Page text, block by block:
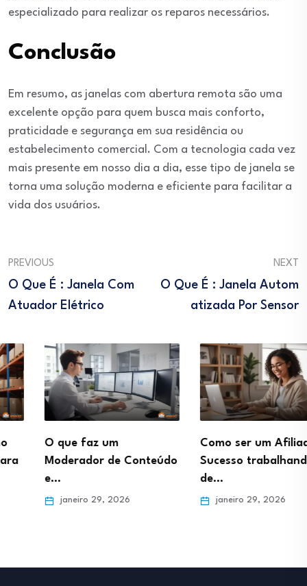
especializado para realizar os reparos necessários.
Conclusão
Em resumo, as janelas com abertura remota são uma
excelente opção para quem busca mais conforto,
praticidade e segurança em sua residência ou
estabelecimento comercial. Com a tecnologia cada vez
mais presente em nosso dia a dia, esse tipo de janela se
torna uma solução moderna e eficiente para facilitar a
vida dos usuários.
PREVIOUS
O Que É : Janela Com
Atuador Elétrico
NEXT
O Que É : Janela Autom
Atizada Por Sensor
O que faz um
Moderador de Conteúdo
janeiro 29, 2026
Como ser um Afiliado de
Sucesso trabalhando
janeiro 29, 2026